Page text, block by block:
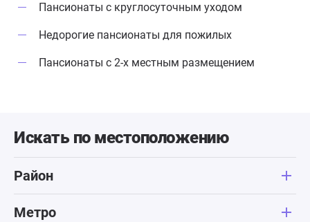
Пансионаты с круглосуточным уходом
Недорогие пансионаты для пожилых
Пансионаты с 2-х местным размещением
Искать по местоположению
Район
Метро